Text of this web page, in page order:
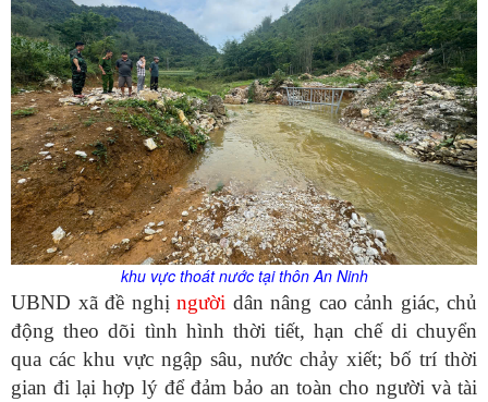
khu vực thoát nước tại thôn An Ninh
UBND xã đề nghị người dân nâng cao cảnh giác, chủ
động theo dõi tình hình thời tiết, hạn chế di chuyển
qua các khu vực ngập sâu, nước chảy xiết; bố trí thời
gian đi lại hợp lý để đảm bảo an toàn cho người và tài